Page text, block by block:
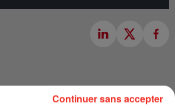
Continuer sans accepter